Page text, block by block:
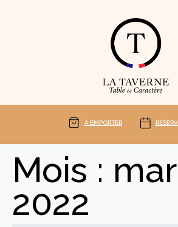
À EMPORTER
Mois :
2022